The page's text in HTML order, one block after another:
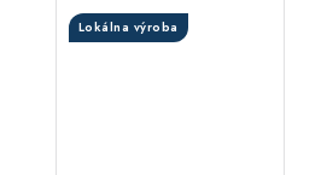
schizandrínu v prášku
Lokálna výroba